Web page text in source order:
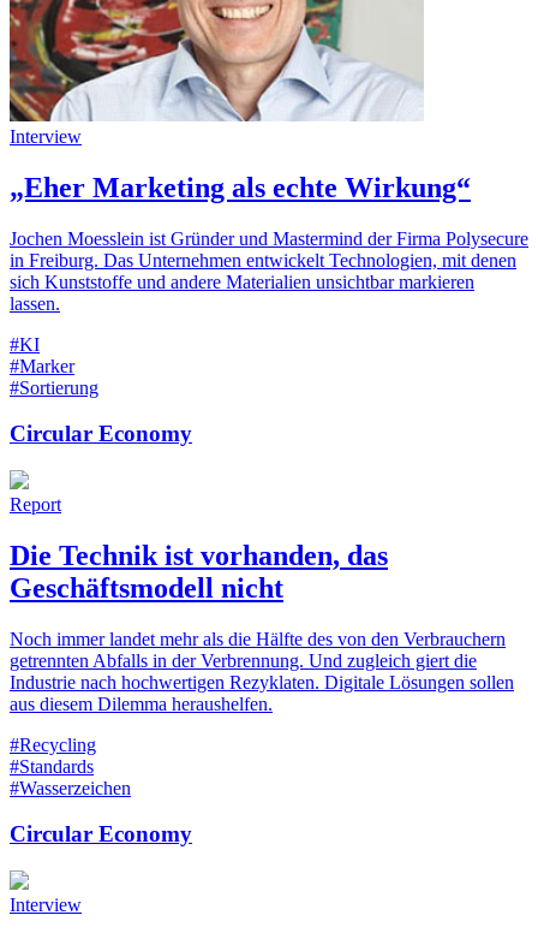
Interview
„Eher Marketing als echte Wirkung“
Jochen Moesslein ist Gründer und Mastermind der Firma Polysecure
in Freiburg. Das Unternehmen entwickelt Technologien, mit denen
sich Kunststoffe und andere Materialien unsichtbar markieren
lassen.
#KI
#Marker
#Sortierung
Circular Economy
Report
Die Technik ist vorhanden, das
Geschäftsmodell nicht
Noch immer landet mehr als die Hälfte des von den Verbrauchern
getrennten Abfalls in der Verbrennung. Und zugleich giert die
Industrie nach hochwertigen Rezyklaten. Digitale Lösungen sollen
aus diesem Dilemma heraushelfen.
#Recycling
#Standards
#Wasserzeichen
Circular Economy
Interview